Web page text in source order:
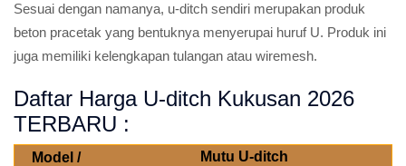
Sesuai dengan namanya, u-ditch sendiri merupakan produk
beton pracetak yang bentuknya menyerupai huruf U. Produk ini
juga memiliki kelengkapan tulangan atau wiremesh.
Daftar Harga U-ditch Kukusan 2026
TERBARU :
Model /
Mutu U-ditch